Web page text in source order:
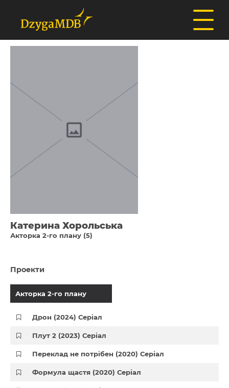
Катерина Хорольська
Акторка 2-го плану (5)
Проекти
Акторка 2-го плану
Дрон (2024) Серіал
Плут 2 (2023) Серіал
Переклад не потрібен (2020) Серіал
Формула щастя (2020) Серіал